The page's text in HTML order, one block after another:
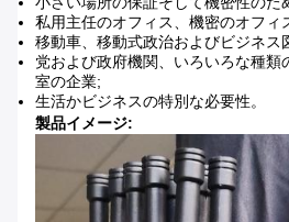
私用主任のオフィス、機密のオフィ
移動車、移動式政治およびビジネス
党および政府機関、いろいろな種類
室の企業;
生活かビジネスの特別な必要性。
製品イメージ: